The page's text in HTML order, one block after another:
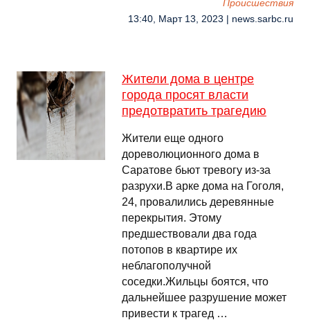
Происшествия
13:40, Март 13, 2023 | news.sarbc.ru
Жители дома в центре
города просят власти
предотвратить трагедию
Жители еще одного
дореволюционного дома в
Саратове бьют тревогу из-за
разрухи.В арке дома на Гоголя,
24, провалились деревянные
перекрытия. Этому
предшествовали два года
потопов в квартире их
неблагополучной
соседки.Жильцы боятся, что
дальнейшее разрушение может
привести к трагед …